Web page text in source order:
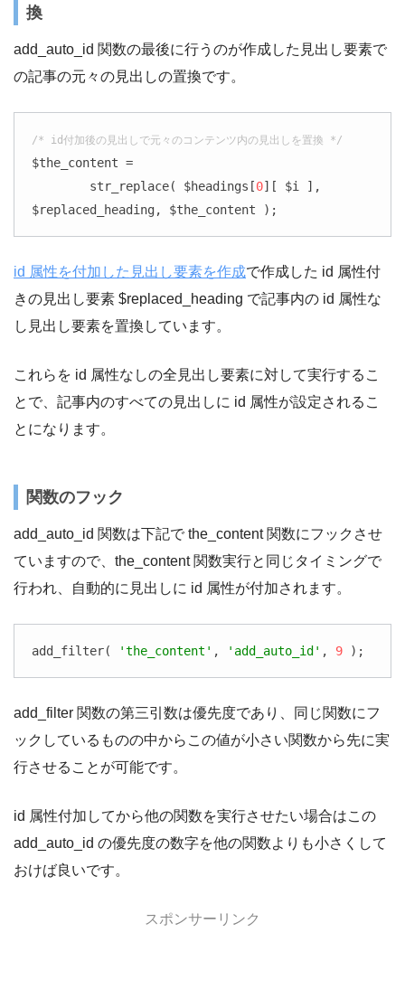
換
add_auto_id 関数の最後に行うのが作成した見出し要素で
の記事の元々の見出しの置換です。
/* id付加後の見出しで元々のコンテンツ内の見出しを置換 */
$the_content =
	str_replace( $headings[
0][ $i ],
$replaced_heading, $the_content );
id 属性を付加した見出し要素を作成で作成した id 属性付
きの見出し要素 $replaced_heading で記事内の id 属性な
し見出し要素を置換しています。
これらを id 属性なしの全見出し要素に対して実行するこ
とで、記事内のすべての見出しに id 属性が設定されるこ
とになります。
関数のフック
add_auto_id 関数は下記で the_content 関数にフックさせ
ていますので、the_content 関数実行と同じタイミングで
行われ、自動的に見出しに id 属性が付加されます。
add_filter( 'the_content' , 'add_auto_id' , 9 );
add_filter 関数の第三引数は優先度であり、同じ関数にフ
ックしているものの中からこの値が小さい関数から先に実
行させることが可能です。
id 属性付加してから他の関数を実行させたい場合はこの
add_auto_id の優先度の数字を他の関数よりも小さくして
おけば良いです。
スポンサーリンク